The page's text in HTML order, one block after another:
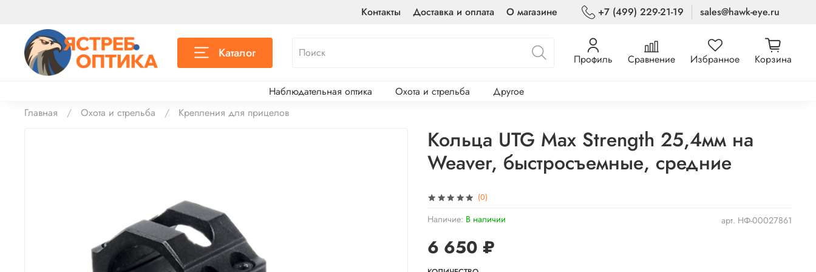
Контакты Доставка и оплата О магазине +7 (499) 229-21-19 sales@hawk-eye.ru
Каталог Профиль Сравнение Избранное Корзина
Наблюдательная оптика Охота и стрельба
Другое
Главная
Охота и стрельба Крепления для прицелов
(0)
арт. НФ-00027861
Наличие: В наличии
Кольца UTG Max Strength 25,4мм на
Weaver, быстросъемные, средние
6 650 ₽